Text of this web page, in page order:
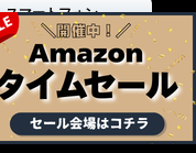
スマートフォン